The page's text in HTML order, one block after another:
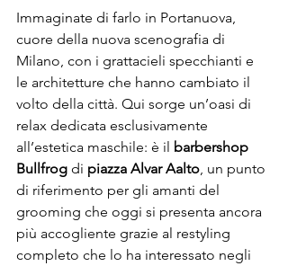
Immaginate di farlo in Portanuova,
cuore della nuova scenografia di
Milano, con i grattacieli specchianti e
le architetture che hanno cambiato il
volto della città. Qui sorge un’oasi di
relax dedicata esclusivamente
all’estetica maschile: è il barbershop
Bullfrog di piazza Alvar Aalto , un punto
di riferimento per gli amanti del
grooming che oggi si presenta ancora
più accogliente grazie al restyling
completo che lo ha interessato negli